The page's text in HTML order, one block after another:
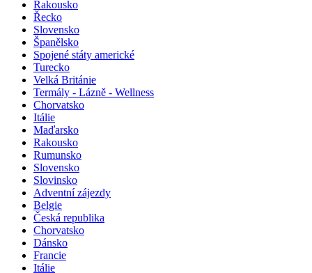
Rakousko
Řecko
Slovensko
Španělsko
Spojené státy americké
Turecko
Velká Británie
Termály - Lázně - Wellness
Chorvatsko
Itálie
Maďarsko
Rakousko
Rumunsko
Slovensko
Slovinsko
Adventní zájezdy
Belgie
Česká republika
Chorvatsko
Dánsko
Francie
Itálie